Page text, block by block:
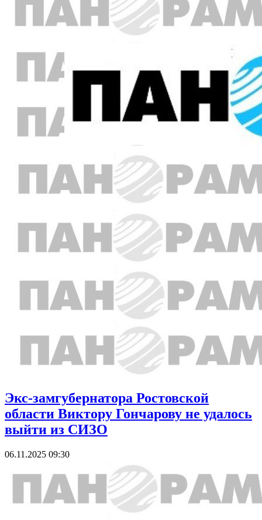
Экс-замгубернатора Ростовской
области Виктору Гончарову не удалось
выйти из СИЗО
06.11.2025 09:30